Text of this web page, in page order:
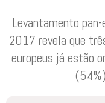
Levantamento
2017 revela que
europeus já estão